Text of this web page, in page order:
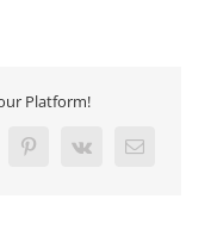
Platform!
Pinterest
Vk
E-